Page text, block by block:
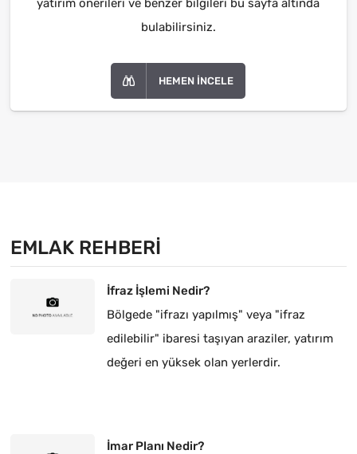
bulabilirsiniz.
HEMEN İNCELE
EMLAK REHBERI
İfraz İşlemi Nedir?
Bölgede "ifrazı yapılmış" veya "ifraz
edilebilir" ibaresi taşıyan araziler, yatırım
değeri en yüksek olan yerlerdir.
İmar Planı Nedir?